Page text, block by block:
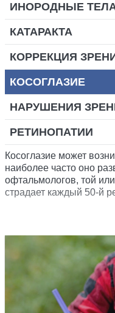
ИНОРОДНЫЕ
КАТАРАКТА
КОРРЕКЦИЯ
КОСОГЛАЗИЕ
НАРУШЕНИЯ
РЕТИНОПАТИИ
Косоглазие может
наиболее часто оно
офтальмологов, той
страдает каждый 50-й